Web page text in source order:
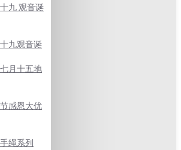
九 观音诞
九观音诞
月十五地
感恩大优
绳系列